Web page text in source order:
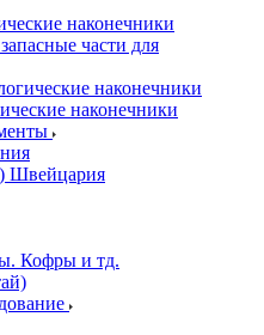
наконечники
части для
наконечники
наконечники
Швейцария
Кофры и тд.